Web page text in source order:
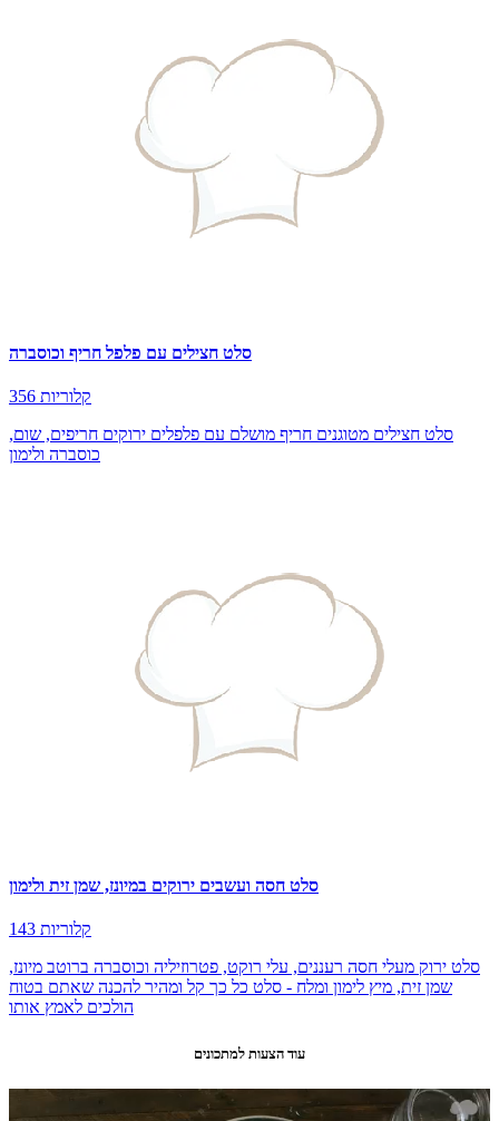
סלט חצילים עם פלפל חריף וכוסברה
356 קלוריות
סלט חצילים מטוגנים חריף מושלם עם פלפלים ירוקים חריפים, שום,
כוסברה ולימון
סלט חסה ועשבים ירוקים במיונז, שמן זית ולימון
143 קלוריות
סלט ירוק מעלי חסה רעננים, עלי רוקט, פטרוזיליה וכוסברה ברוטב מיונז,
שמן זית, מיץ לימון ומלח - סלט כל כך קל ומהיר להכנה שאתם בטוח
הולכים לאמץ אותו
עוד הצעות למתכונים